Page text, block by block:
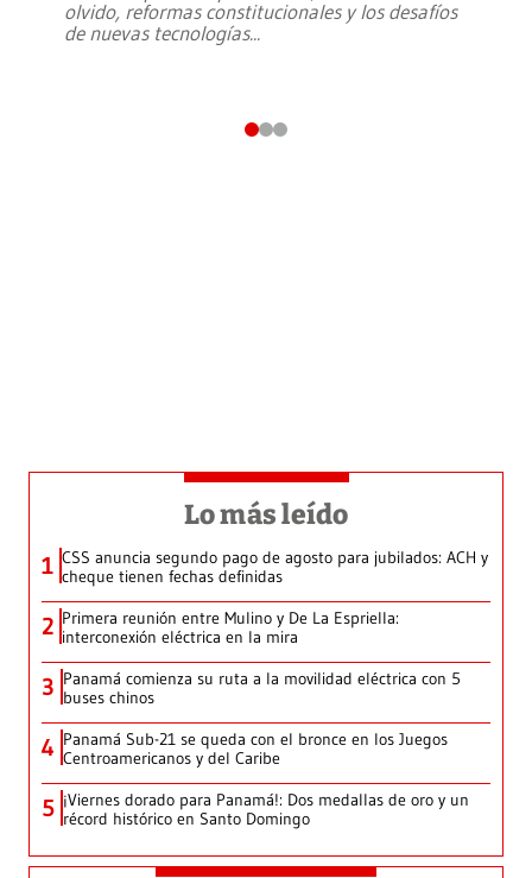
olvido, reformas constitucionales y los desafíos
de nuevas tecnologías...
Lo más leído
1 CSS anuncia segundo pago de agosto para jubilados: ACH y
cheque tienen fechas definidas
2 Primera reunión entre Mulino y De La Espriella:
interconexión eléctrica en la mira
3 Panamá comienza su ruta a la movilidad eléctrica con 5
buses chinos
4 Panamá Sub-21 se queda con el bronce en los Juegos
Centroamericanos y del Caribe
5 ¡Viernes dorado para Panamá!: Dos medallas de oro y un
récord histórico en Santo Domingo